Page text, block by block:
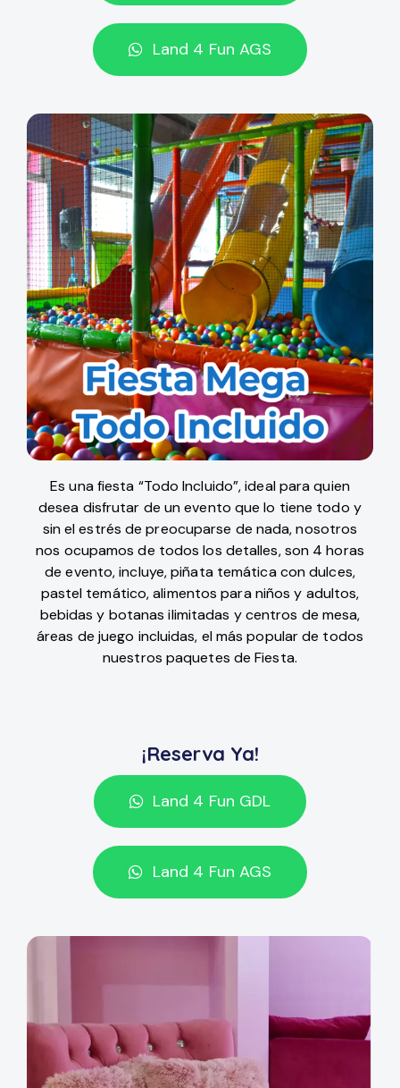
Land 4 Fun AGS
Es una fiesta “Todo Incluido”, ideal para quien
desea disfrutar de un evento que lo tiene todo y
sin el estrés de preocuparse de nada, nosotros
nos ocupamos de todos los detalles, son 4 horas
de evento, incluye, piñata temática con dulces,
pastel temático, alimentos para niños y adultos,
bebidas y botanas ilimitadas y centros de mesa,
áreas de juego incluidas, el más popular de todos
nuestros paquetes de Fiesta.
¡Reserva Ya!
Land 4 Fun GDL
Land 4 Fun AGS